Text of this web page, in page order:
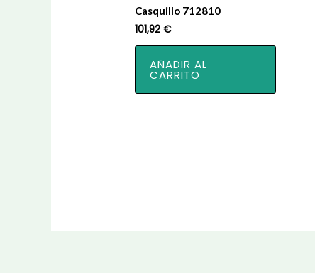
Casquillo 712810
101,92€
AÑADIR AL
CARRITO